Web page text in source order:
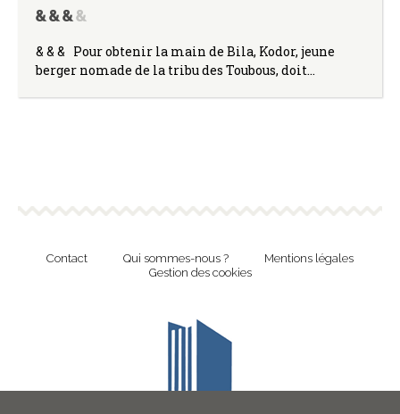
& & & Pour obtenir la main de Bila, Kodor, jeune
berger nomade de la tribu des Toubous, doit…
Contact Qui sommes-nous ?
Mentions légales
Gestion des cookies